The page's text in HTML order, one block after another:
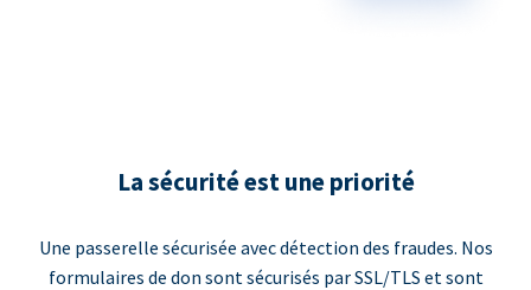
La sécurité est une priorité
Une passerelle sécurisée avec détection des fraudes. Nos
formulaires de don sont sécurisés par SSL/TLS et sont